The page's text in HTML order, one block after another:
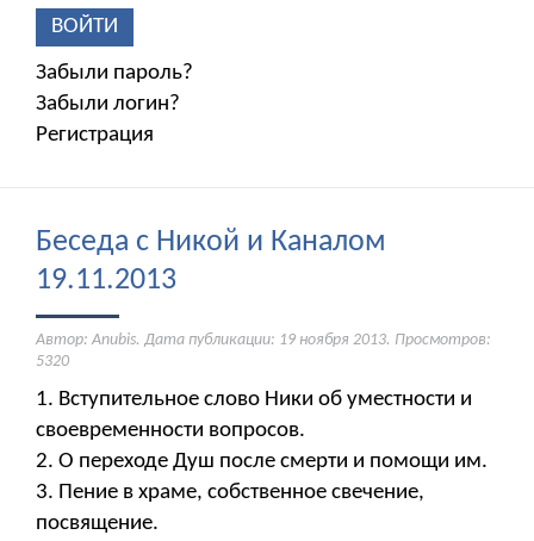
ВОЙТИ
Забыли пароль?
Забыли логин?
Регистрация
Беседа с Никой и Каналом
19.11.2013
Автор: Anubis. Дата публикации: 19 ноября 2013. Просмотров:
5320
1. Вступительное слово Ники об уместности и
своевременности вопросов.
2. О переходе Душ после смерти и помощи им.
3. Пение в храме, собственное свечение,
посвящение.